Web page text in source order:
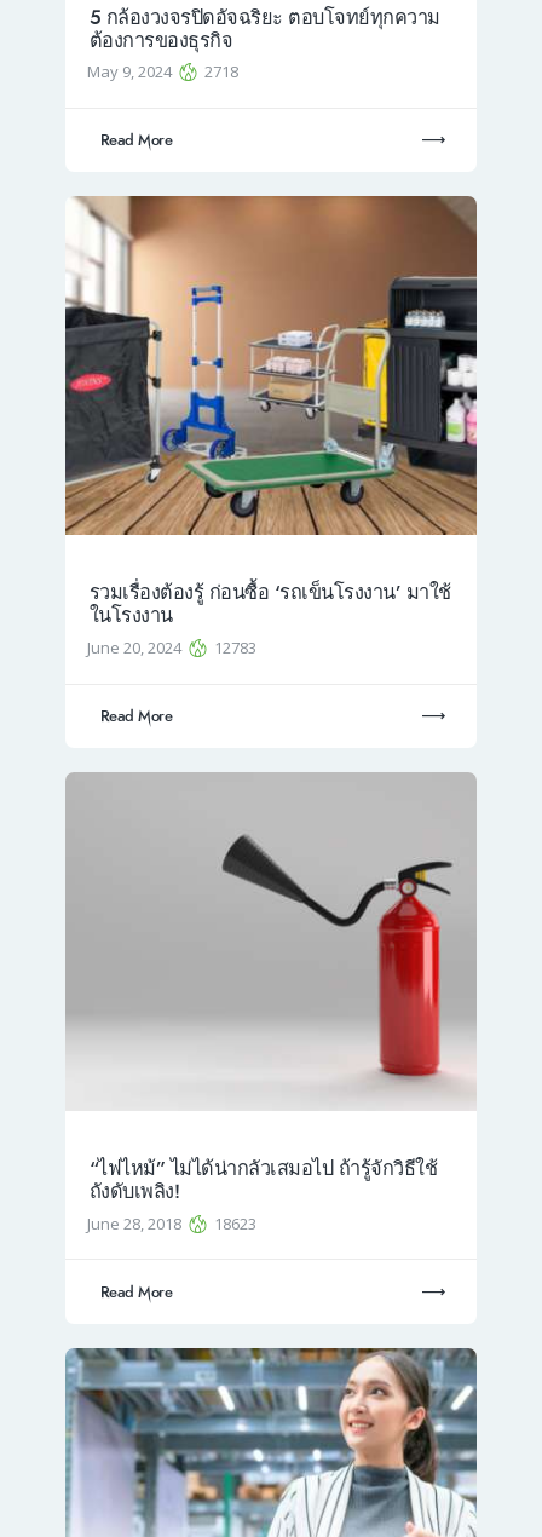
5 กล้องวงจรปิดอัจฉริยะ ตอบโจทย์ทุกความ
ต้องการของธุรกิจ
May 9, 2024 2718
Read More
รวมเรื่องต้องรู้ ก่อนซื้อ ‘รถเข็นโรงงาน’ มาใช้
ในโรงงาน
June 20, 2024 12783
Read More
“ไฟไหม้” ไม่ได้น่ากลัวเสมอไป ถ้ารู้จักวิธีใช้
ถังดับเพลิง!
June 28, 2018 18623
Read More